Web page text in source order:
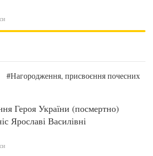
#Нагородження, присвоєння почесних
Героя України (посмертно)
Ярославі Василівні